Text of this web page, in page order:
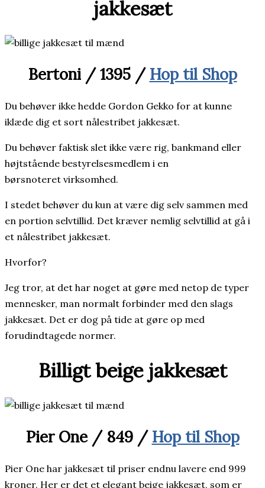
jakkesæt
Bertoni / 1395 / Hop til Shop
Du behøver ikke hedde Gordon Gekko for at kunne
iklæde dig et sort nålestribet jakkesæt.
Du behøver faktisk slet ikke være rig, bankmand eller
højtstående bestyrelsesmedlem i en
børsnoteret virksomhed.
I stedet behøver du kun at være dig selv sammen med
en portion selvtillid. Det kræver nemlig selvtillid at gå i
et nålestribet jakkesæt.
Hvorfor?
Jeg tror, at det har noget at gøre med netop de typer
mennesker, man normalt forbinder med den slags
jakkesæt. Det er dog på tide at gøre op med
forudindtagede normer.
Billigt beige jakkesæt
Pier One / 849 / Hop til Shop
Pier One har jakkesæt til priser endnu lavere end 999
kroner. Her er det et elegant beige jakkesæt, som er